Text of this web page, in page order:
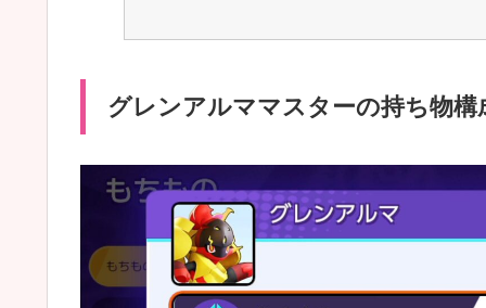
グレンアルママスターの持ち物構